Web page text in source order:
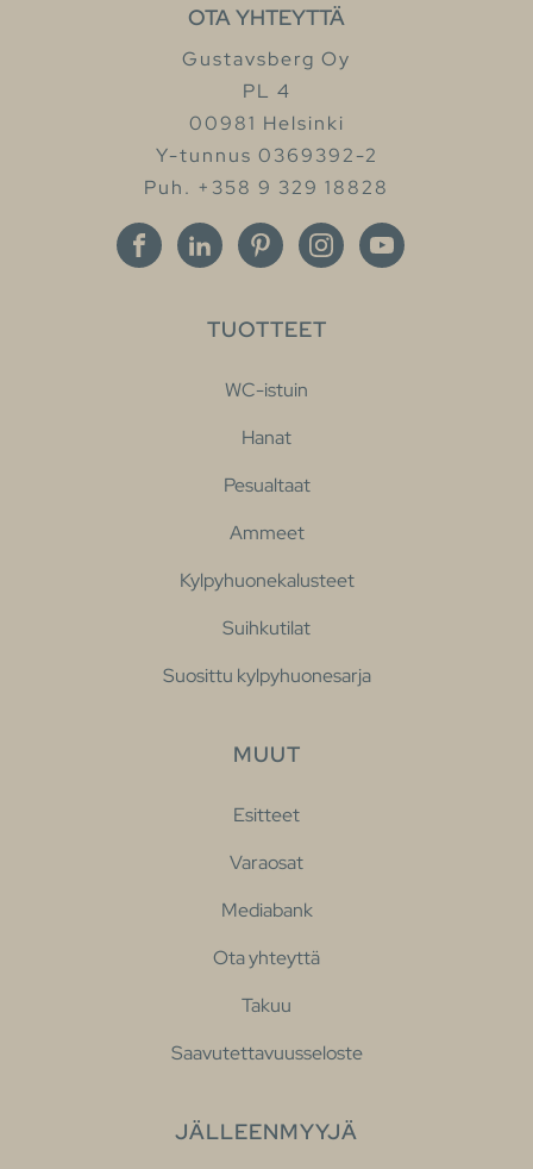
OTA YHTEYTTÄ
Gustavsberg Oy
PL 4
00981 Helsinki
Y-tunnus 0369392-2
Puh. +358 9 329 18828
TUOTTEET
WC-istuin
Hanat
Pesualtaat
Ammeet
Kylpyhuonekalusteet
Suihkutilat
Suosittu kylpyhuonesarja
MUUT
Esitteet
Varaosat
Mediabank
Ota yhteyttä
Takuu
Saavutettavuusseloste
JÄLLEENMYYJÄ